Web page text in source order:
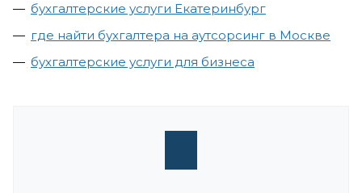
бухгалтерские услуги Екатеринбург
где найти бухгалтера на аутсорсинг в Москве
бухгалтерские услуги для бизнеса